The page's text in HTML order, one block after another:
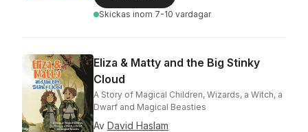
Skickas inom 7-10 vardagar
Eliza & Matty and the Big Stinky
Cloud
A Story of Magical Children, Wizards, a Witch, a
Dwarf and Magical Beasties
Av David Haslam